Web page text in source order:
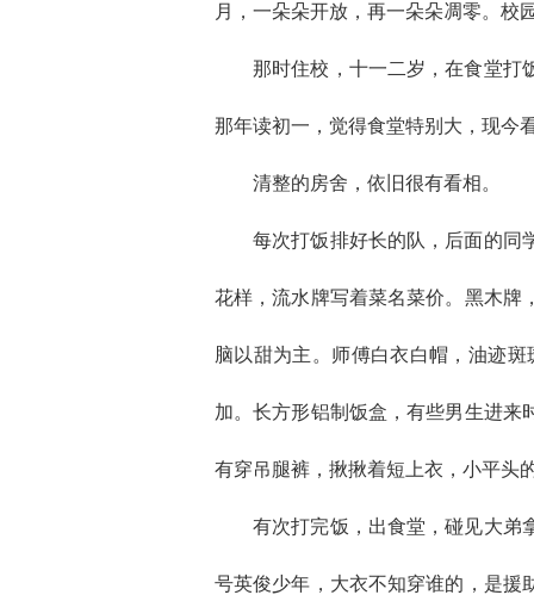
月，一朵朵开放，再一朵朵凋零。校
那时住校，十一二岁，在食堂打
那年读初一，觉得食堂特别大，现今
清整的房舍，依旧很有看相。
每次打饭排好长的队，后面的同
花样，流水牌写着菜名菜价。黑木牌
脑以甜为主。师傅白衣白帽，油迹
加。长方形铝制饭盒，有些男生进来
有穿吊腿裤，揪揪着短上衣，小平头
有次打完饭，出食堂，碰见大弟
号英俊少年，大衣不知穿谁的，是援